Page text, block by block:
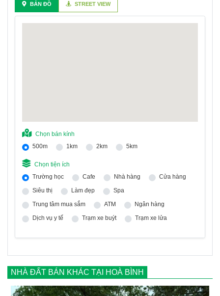
BẢN ĐỒ STREET VIEW
Chọn bán kính
500m
1km 2km 5km
Chọn tiện ích
Trường học
Cafe Nhà hàng
Cửa hàng
Siêu thị
Làm đẹp
Spa
Trung tâm mua sắm
ATM
Ngân hàng
Dịch vụ y tế
Trạm xe buýt Trạm xe lửa
NHÀ ĐẤT BÁN KHÁC TẠI HOÀ BÌNH